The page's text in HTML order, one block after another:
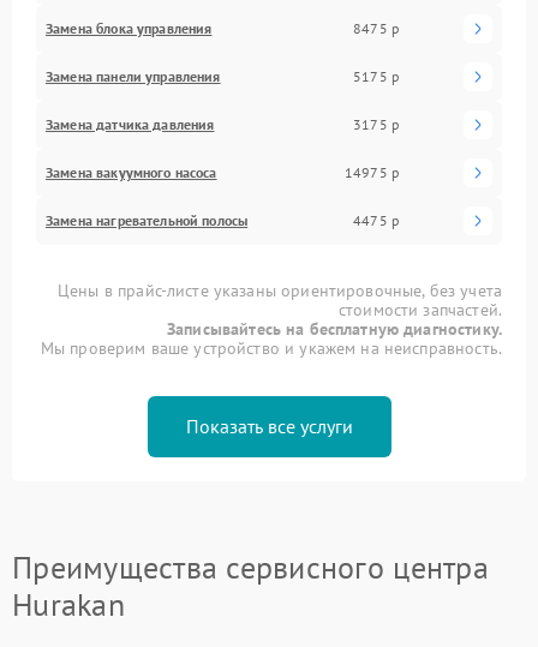
Замена блока управления 8475 р
Замена панели управления 5175 р
Замена датчика давления 3175 р
Замена вакуумного насоса 14975 р
Замена нагревательной полосы 4475 р
Цены в прайс-листе указаны ориентировочные, без учета
стоимости запчастей.
Записывайтесь на бесплатную диагностику.
Мы проверим ваше устройство и укажем на неисправность.
Показать все услуги
Преимущества сервисного центра
Hurakan